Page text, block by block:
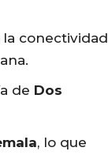
la conectividad
de Dos
, lo que